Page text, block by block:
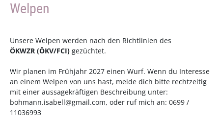
Welpen
Unsere Welpen werden nach den Richtlinien des
ÖKWZR (ÖKV/FCI) gezüchtet.
Wir planen im Frühjahr 2027 einen Wurf. Wenn du Interesse
an einem Welpen von uns hast, melde dich bitte rechtzeitig
mit einer aussagekräftigen Beschreibung unter:
bohmann.isabell@gmail.com, oder ruf mich an: 0699 /
11036993